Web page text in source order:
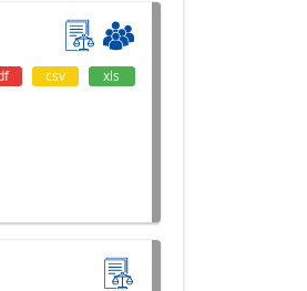
csv xls